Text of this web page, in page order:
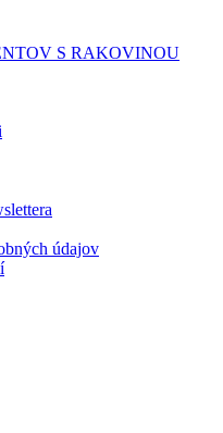
S RAKOVINOU
údajov